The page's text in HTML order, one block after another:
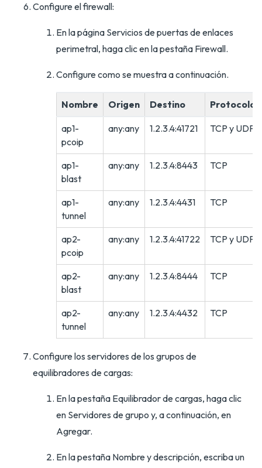
Configure el firewall:
En la página Servicios de puertas de enlaces
perimetral, haga clic en la pestaña Firewall.
Configure como se muestra a continuación.
Nombre Origen Destino Protocolo
ap1-
pcoip
any:any 1.2.3.4:41721 TCP y UDP
ap1-
blast
any:any 1.2.3.4:8443 TCP
ap1-
tunnel
any:any 1.2.3.4:4431 TCP
ap2-
pcoip
any:any 1.2.3.4:41722 TCP y UDP
ap2-
blast
any:any 1.2.3.4:8444 TCP
ap2-
tunnel
any:any 1.2.3.4:4432 TCP
Configure los servidores de los grupos de
equilibradores de cargas:
En la pestaña Equilibrador de cargas, haga clic
en Servidores de grupo y, a continuación, en
Agregar.
En la pestaña Nombre y descripción, escriba un